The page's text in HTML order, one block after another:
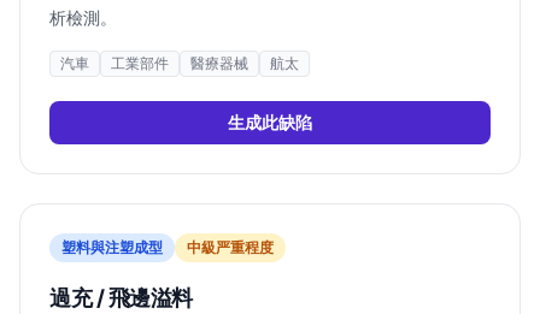
析檢測。
汽車 工業部件 醫療器械 航太
生成此缺陷
塑料與注塑成型 中級严重程度
過充 / 飛邊溢料